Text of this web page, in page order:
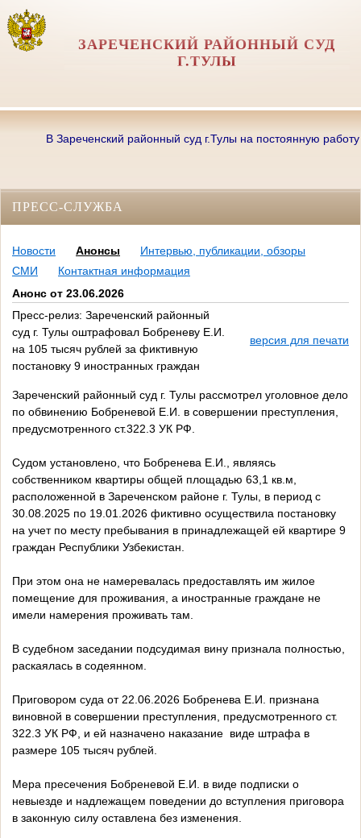
ЗАРЕЧЕНСКИЙ РАЙОННЫЙ СУД
Г.ТУЛЫ
В Зареченский районный суд г.Тулы на постоянную работу
ПРЕСС-СЛУЖБА
Новости Анонсы
Интервью, публикации, обзоры
СМИ
Контактная информация
Анонс от 23.06.2026
Пресс-релиз: Зареченский районный
суд г. Тулы оштрафовал Бобреневу Е.И.
на 105 тысяч рублей за фиктивную
постановку 9 иностранных граждан
версия для печати
Зареченский районный суд г. Тулы рассмотрел уголовное дело
по обвинению Бобреневой Е.И. в совершении преступления,
предусмотренного ст.322.3 УК РФ.
Судом установлено, что Бобренева Е.И., являясь
собственником квартиры общей площадью 63,1 кв.м,
расположенной в Зареченском районе г. Тулы, в период с
30.08.2025 по 19.01.2026 фиктивно осуществила постановку
на учет по месту пребывания в принадлежащей ей квартире 9
граждан Республики Узбекистан.
При этом она не намеревалась предоставлять им жилое
помещение для проживания, а иностранные граждане не
имели намерения проживать там.
В судебном заседании подсудимая вину признала полностью,
раскаялась в содеянном.
Приговором суда от 22.06.2026 Бобренева Е.И. признана
виновной в совершении преступления, предусмотренного ст.
322.3 УК РФ, и ей назначено наказание виде штрафа в
размере 105 тысяч рублей.
Мера пресечения Бобреневой Е.И. в виде подписки о
невыезде и надлежащем поведении до вступления приговора
в законную силу оставлена без изменения.